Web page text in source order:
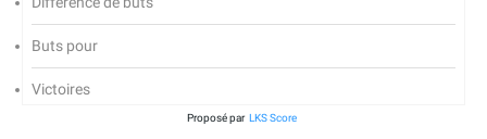
Buts pour
Victoires
Proposé par LKS Score